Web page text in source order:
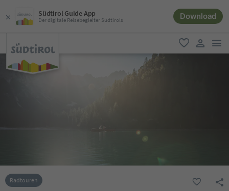
Südtirol Guide App
Der digitale Reisebegleiter Südtirols Download
favorit
user link
Radtouren